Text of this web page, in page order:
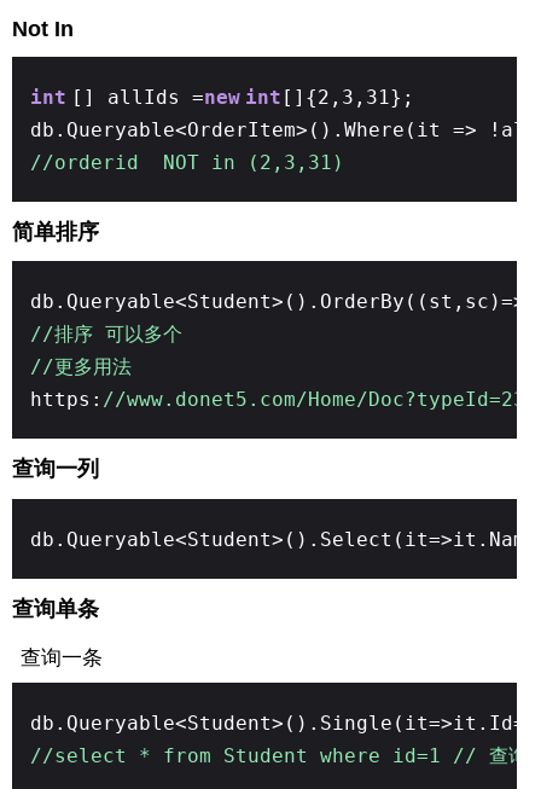
Not In
int [] allIds =new int []{2,3,31};
db.Queryable<OrderItem>().Where(it =>
//orderid NOT in (2,3,31)
简单排序
//排序 可以多个
//更多用法
https: //www.donet5.com/Home/
查询一列
查询单条
查询一条
//select * from Student where id=1 // 查询id